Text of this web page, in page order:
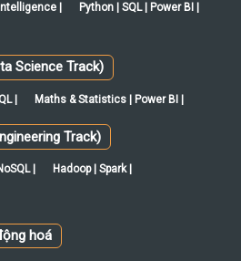
|
Python | SQL | Power BI |
Science Track)
| Maths & Statistics | Power BI |
Track)
| Hadoop | Spark |
hoá